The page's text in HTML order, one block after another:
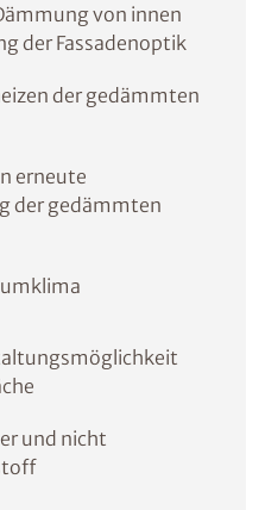
von innen
der Fassadenoptik
der gedämmten
erneute
der gedämmten
und nicht